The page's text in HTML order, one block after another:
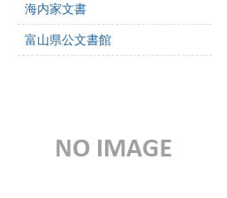
海内家文書
富山県公文書館